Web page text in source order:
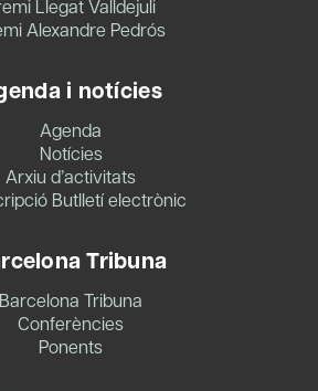
Llegat Valldejuli
Alexandre Pedrós
i notícies
Agenda
Notícies
Arxiu d’activitats
Butlletí electrònic
Tribuna
Barcelona Tribuna
Conferències
Ponents